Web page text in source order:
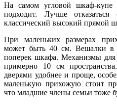
На самом угловой шкаф-
подходит. Лучше
классический высокий прямой
При маленьких размерах
может быть 40 см. Вешалки в
поперек шкафа. Механизмы
примерно 10 см
дверями удобнее и проще,
маленькую прихожую стоит
что младшие члены семьи тоже